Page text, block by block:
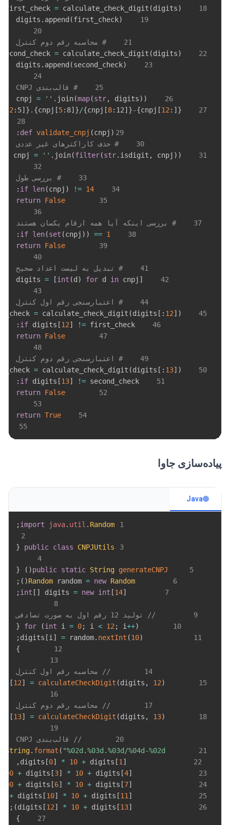
18
= calculate_check_digit (digits)
19
. append (first_check)
20
21
# محاسبه رقم دوم کنترل
22
= calculate_check_digit (digits)
23
. append (second_check)
24
25
# قالب‌بندی CNPJ
26
= '' . join(map(str, digits) )
27
2 : 5] } . {cnpj [5: 8] }/{cnpj [8: 12] }-{cnpj [12 : ] }
28
29
def validate_cnpj (cnpj )
:
30
# حذف کاراکترهای غیر عددی
31
= '' . join(filter(str. isdigit , cnpj ) )
32
33
# بررسی طول
34
if len(cnpj ) != 14
:
35
return False
36
37
# بررسی اینکه آیا همه ارقام یکسان هستند
38
if len(set (cnpj ) ) == 1
:
39
return False
40
41
# تبدیل به لیست اعداد صحیح
42
= [int (d ) for d in cnpj ]
43
44
# اعتبارسنجی رقم اول کنترل
45
= calculate_check_digit (digits [ : 12] )
46
if digits [12] != first_check
:
47
return False
48
49
# اعتبارسنجی رقم دوم کنترل
50
= calculate_check_digit (digits [ : 13] )
51
if digits [13] != second_check
:
52
return False
53
54
return True
55
پیاده‌سازی جاوا
Java
1
import java. util . Random
;
2
3
public class CNPJUtils
{
4
5
public static String generateCNPJ
(
)
{
6
Random random = new Random
(
)
;
7
int [ ] digits = new int [14]
;
8
9
// تولید 12 رقم اول به صورت تصادفی
10
for (int i = 0; i < 12 ; i++)
{
11
[i ] = random. nextInt (10)
;
12
}
13
14
// محاسبه رقم اول کنترل
15
[12] = calculateCheckDigit (digits , 12)
16
17
// محاسبه رقم دوم کنترل
18
[13] = calculateCheckDigit (digits , 13)
19
20
// قالب‌بندی CNPJ
21
String. format ( "%02d.%03d.%03d/%04d-%02d"
22
[0] * 10 + digits [1 ]
,
23
100 + digits [3] * 10 + digits [4]
24
100 + digits [6] * 10 + digits [7]
25
+ digits [10] * 10 + digits [11 ]
26
[12] * 10 + digits [13]
)
;
27
}